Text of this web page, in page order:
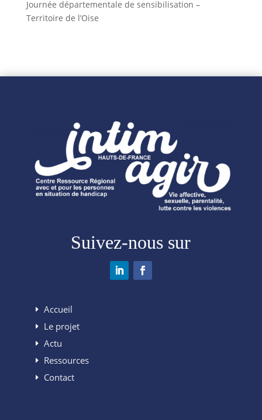
Journée départementale de sensibilisation –
Territoire de l’Oise
Suivez-nous sur
Accueil
Le projet
Actu
Ressources
Contact